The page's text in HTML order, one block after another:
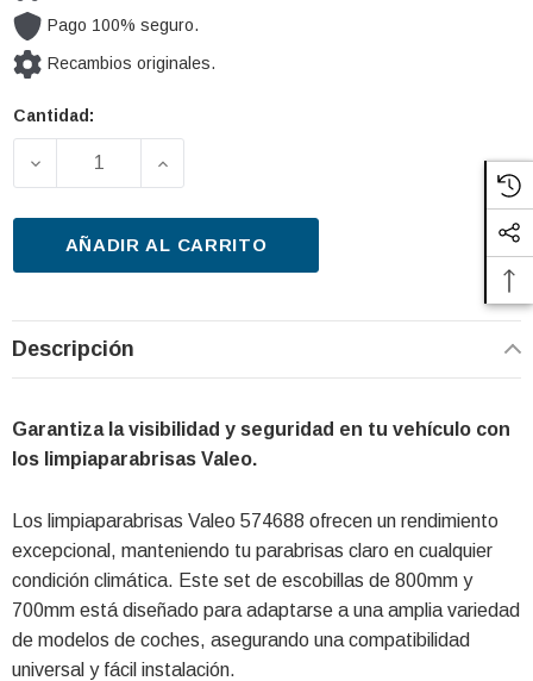
Pago 100% seguro.
Recambios originales.
Cantidad
Cantidad:
DISMINUIR LA CANTIDAD DE LIMPIAPARABRISAS
AUMENTAR LA CANTIDAD DE
AÑADIR AL CARRITO
Descripción
Garantiza la visibilidad y seguridad en tu vehículo con
los limpiaparabrisas Valeo.
Los limpiaparabrisas Valeo 574688 ofrecen un rendimiento
excepcional, manteniendo tu parabrisas claro en cualquier
condición climática. Este set de escobillas de 800mm y
700mm está diseñado para adaptarse a una amplia variedad
de modelos de coches, asegurando una compatibilidad
universal y fácil instalación.